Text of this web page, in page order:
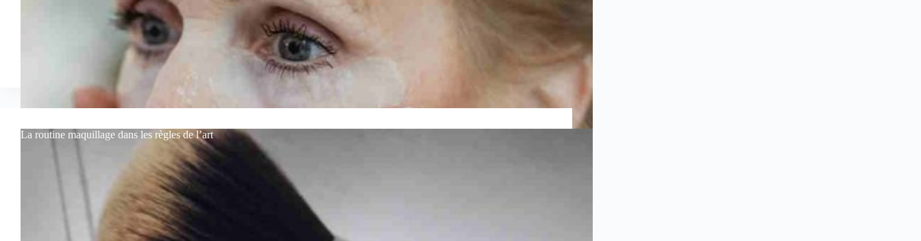
La routine maquillage dans les règles de l’art